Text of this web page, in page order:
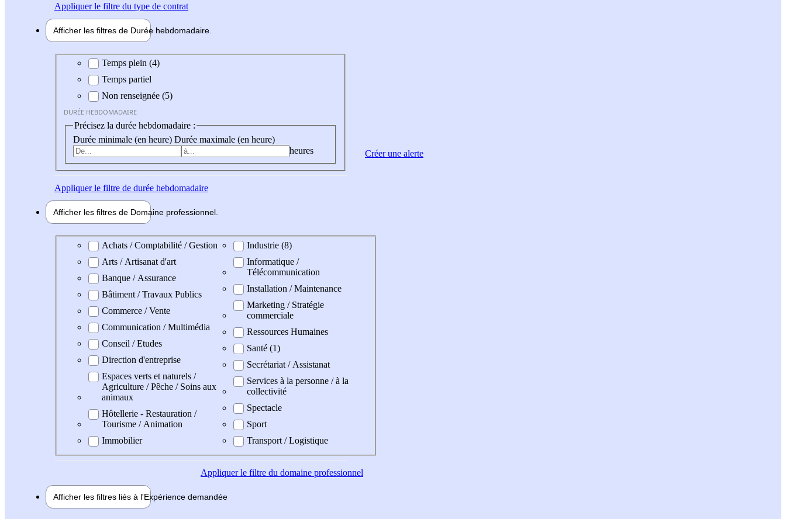
Appliquerle filtre du type de contrat
Afficher les filtres de Durée hebdomadaire
Durée hebdomadaire
Temps plein (4)
Temps partiel
Non renseignée (5)
DURÉE HEBDOMADAIRE
Précisez la durée hebdomadaire :
Durée minimale (en heure) Durée maximale (en heure)
heures
Appliquerle filtre de durée hebdomadaire
Afficher les filtres de Domaine professionnel
Domaine professionel
Achats / Comptabilité / Gestion
Arts / Artisanat d'art
Banque / Assurance
Bâtiment / Travaux Publics
Commerce / Vente
Communication / Multimédia
Conseil / Etudes
Direction d'entreprise
Espaces verts et naturels /
Agriculture / Pêche / Soins aux
animaux
Hôtellerie - Restauration /
Tourisme / Animation
Immobilier
Industrie (8)
Informatique /
Télécommunication
Installation / Maintenance
Marketing / Stratégie
commerciale
Ressources Humaines
Santé (1)
Secrétariat / Assistanat
Services à la personne / à la
collectivité
Spectacle
Sport
Transport / Logistique
Appliquerle filtre du domaine professionnel
Afficher les filtres liés à l'Expérience demandée
Créer une alerte